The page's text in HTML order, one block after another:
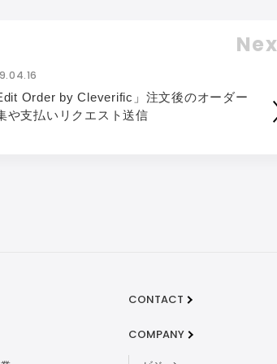
Order by Cleverific」注文後のオーダー
や支払いリクエスト送信
CONTACT
COMPANY